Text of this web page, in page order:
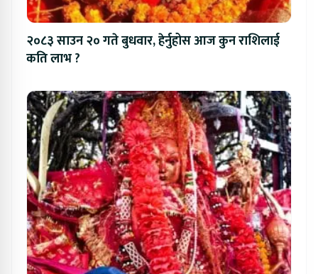
२०८३ साउन २० गते बुधवार, हेर्नुहोस आज कुन राशिलाई
कति लाभ ?